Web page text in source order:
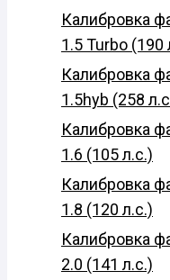
Калибровка
1.5 Turbo (190
Калибровка
1.5hyb (258
Калибровка
1.6 (105 л.с.)
Калибровка
1.8 (120 л.с.)
Калибровка
2.0 (141 л.с.)